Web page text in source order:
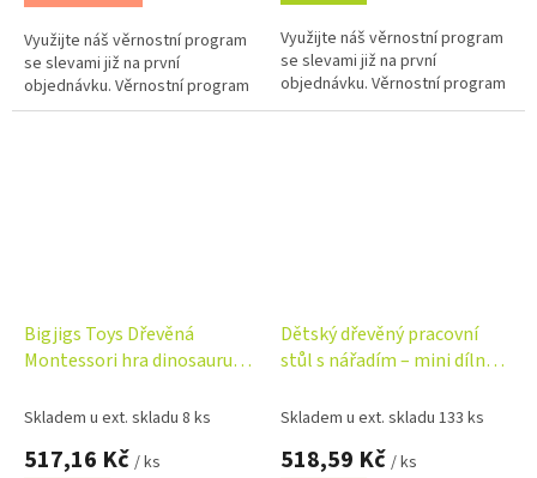
Využijte náš věrnostní program
se slevami již na první
objednávku. Věrnostní program
Využijte náš věrnostní program
se slevami již na první
objednávku. Věrnostní program
Bigjigs Toys Dřevěná
Montessori hra dinosaurus –
dílů
Skladem u ext. skladu 8 ks
517,16 Kč / ks
Dětský dřevěný pracovní
stůl s nářadím – mini dílna,
Skladem u ext. skladu 133 ks
518,59 Kč / ks